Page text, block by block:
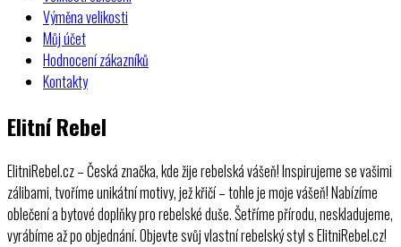
Výměna velikosti
Můj účet
Hodnocení zákazníků
Kontakty
Elitní Rebel
ElitniRebel.cz – Česká značka, kde žije rebelská vášeň! Inspirujeme se vašimi
zálibami, tvoříme unikátní motivy, jež křičí – tohle je moje vášeň! Nabízíme
oblečení a bytové doplňky pro rebelské duše. Šetříme přírodu, neskladujeme,
vyrábíme až po objednání. Objevte svůj vlastní rebelský styl s ElitniRebel.cz!